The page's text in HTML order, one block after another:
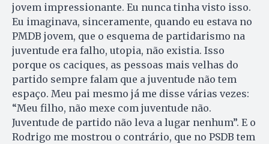
jovem impressionante. Eu nunca tinha visto isso.
Eu imaginava, sinceramente, quando eu estava no
PMDB jovem, que o esquema de partidarismo na
juventude era falho, utopia, não existia. Isso
porque os caciques, as pessoas mais velhas do
partido sempre falam que a juventude não tem
espaço. Meu pai mesmo já me disse várias vezes:
“Meu filho, não mexe com juventude não.
Juventude de partido não leva a lugar nenhum”. E o
Rodrigo me mostrou o contrário, que no PSDB tem